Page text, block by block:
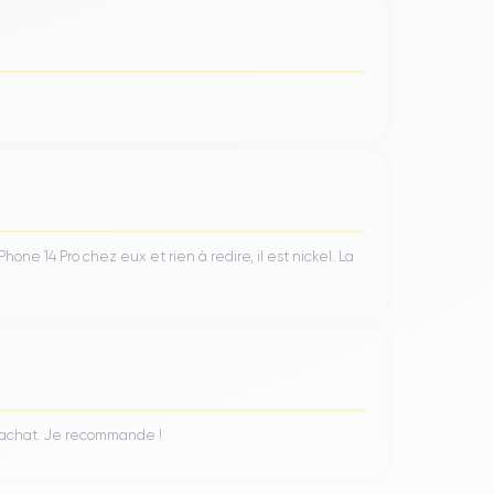
la consommation de batterie.
performance en basse lumière, grâce à sa
optique 3x, idéal pour capturer des sujets
repose sur le chipset
14 Pro chez eux et rien à redire, il est nickel. La
Je recommande !